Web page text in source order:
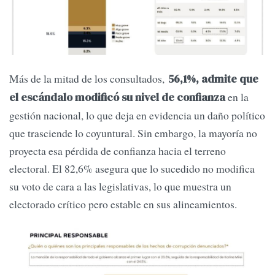
Más de la mitad de los consultados, 56,1%, admite que
el escándalo modificó su nivel de confianzaen la
gestión nacional, lo que deja en evidencia un daño político
que trasciende lo coyuntural. Sin embargo, la mayoría no
proyecta esa pérdida de confianza hacia el terreno
electoral. El 82,6% asegura que lo sucedido no modifica
su voto de cara a las legislativas, lo que muestra un
electorado crítico pero estable en sus alineamientos.